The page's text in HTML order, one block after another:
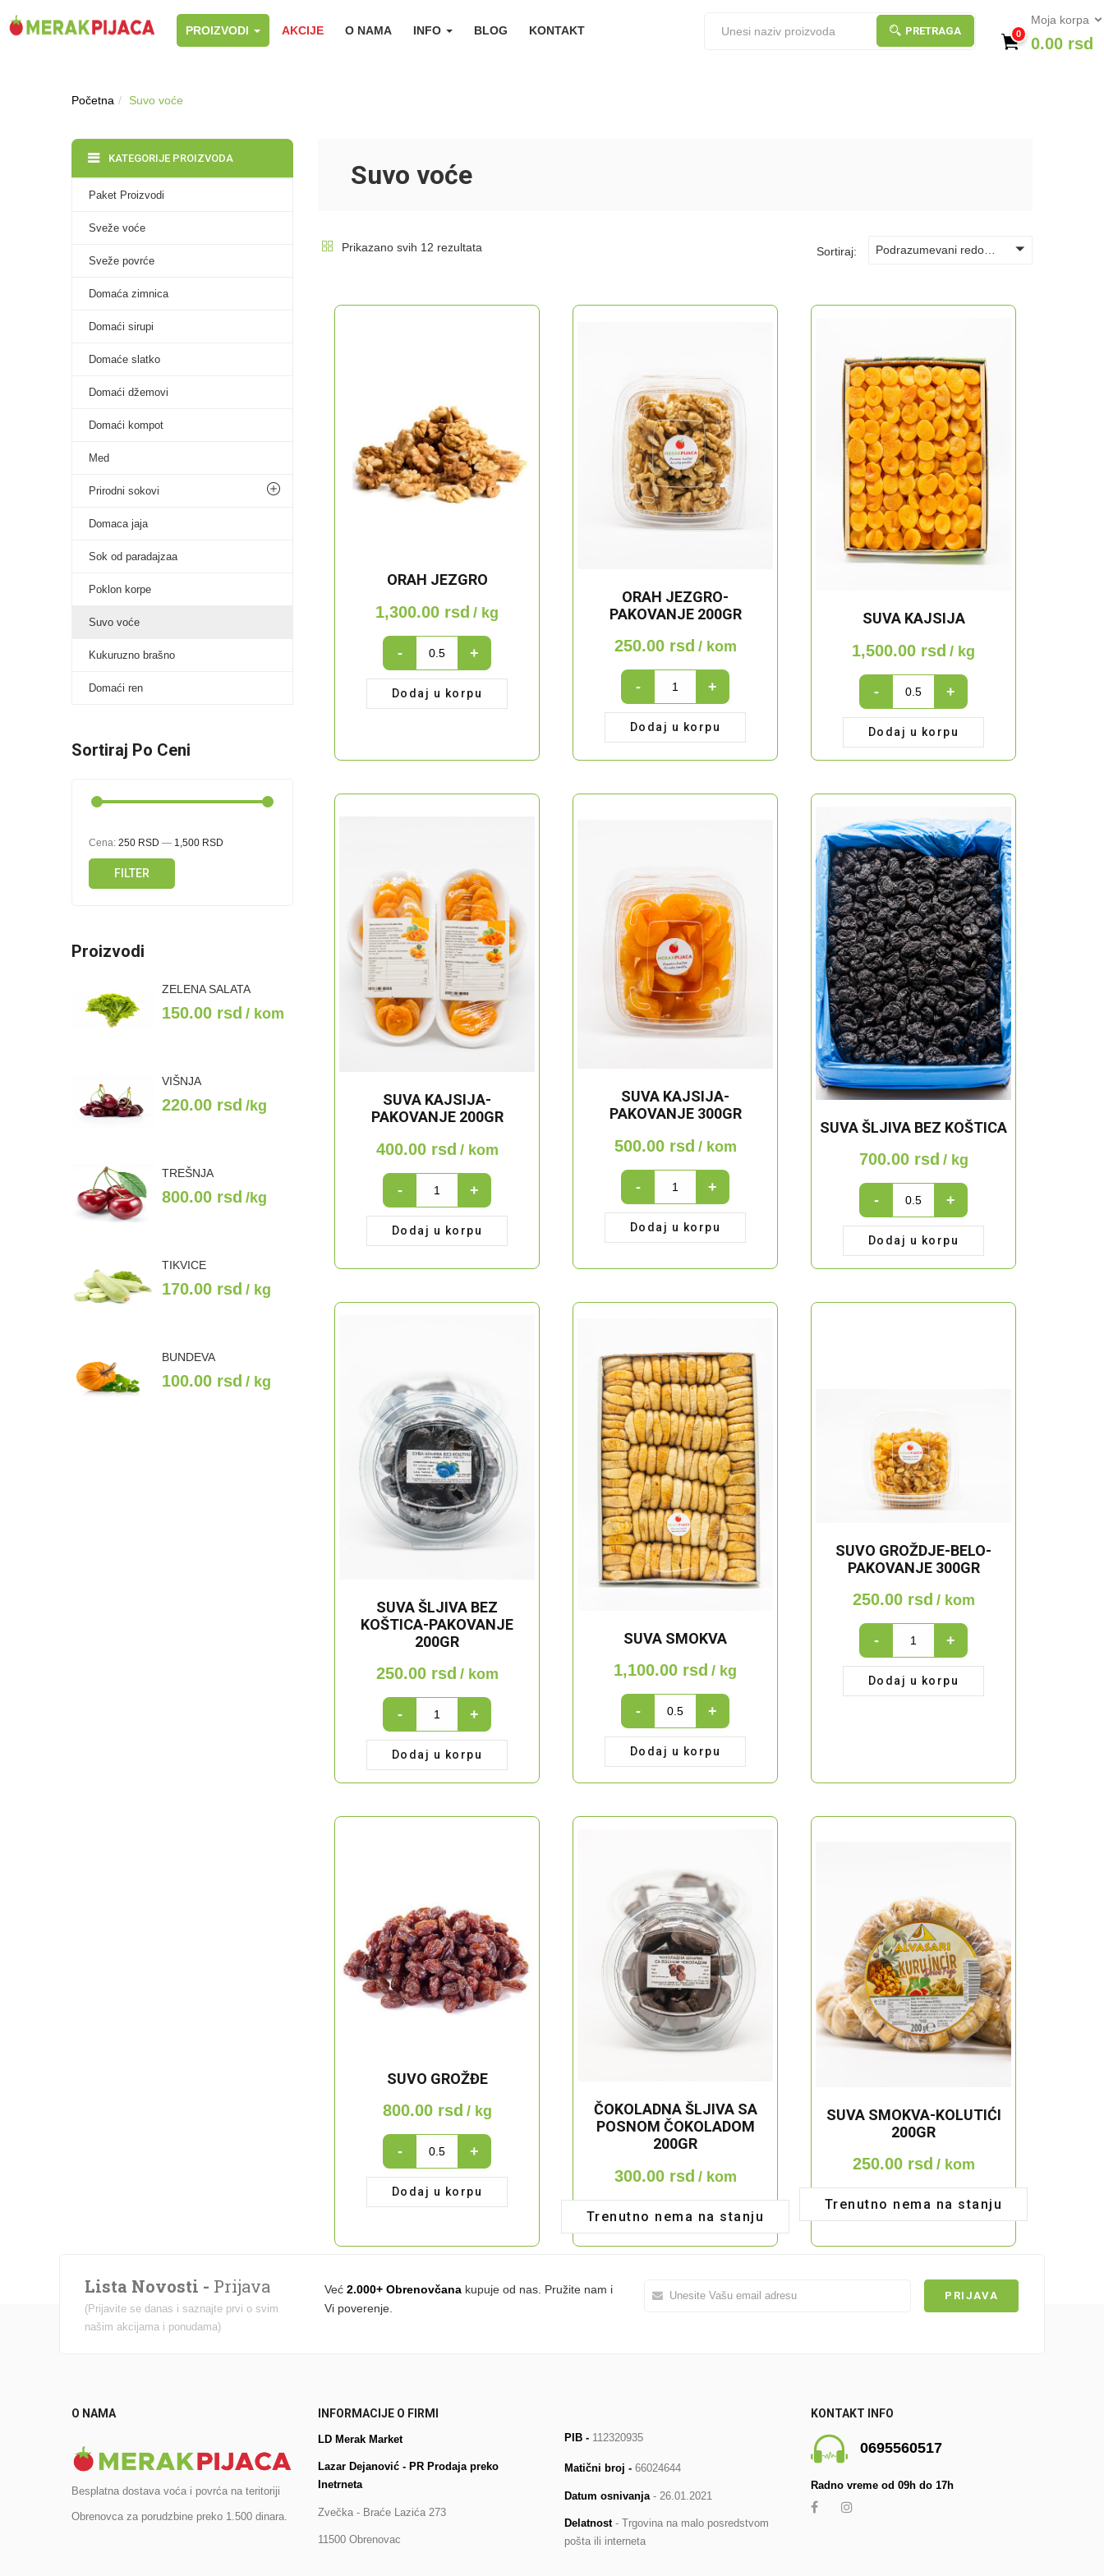
PROIZVODI AKCIJE O NAMA INFO BLOG KONTAKT PRETRAGA 0
Moja korpa
0.00 rsd
Početna Suvo voće
Suvo voće
Prikazano svih 12 rezultata Sortiraj:
ORAH JEZGRO
1,300.00 rsd / kg
ORAH
JEZGRO
quantity
- +
Dodaj u korpu
ORAH JEZGRO-
PAKOVANJE 200GR
250.00 rsd / kom
Orah
jezgro-
pakovanje
200gr
- +
Dodaj u korpu
SUVA KAJSIJA
1,500.00 rsd / kg
SUVA
KAJSIJA
quantity
- +
Dodaj u korpu
SUVA KAJSIJA-
PAKOVANJE 200GR
400.00 rsd / kom
Suva
kajsija-
pakovanje
200gr
- +
Dodaj u korpu
SUVA KAJSIJA-
PAKOVANJE 300GR
500.00 rsd / kom
Suva
kajsija-
pakovanje
300gr
- +
Dodaj u korpu
SUVA ŠLJIVA BEZ KOŠTICA
700.00 rsd / kg
SUVA
ŠLJIVA
BEZ
KOŠTICA
quantity
- +
Dodaj u korpu
SUVA ŠLJIVA BEZ
KOŠTICA-PAKOVANJE
200GR
250.00 rsd / kom
Suva
šljiva
bez
koštica-
pakovanje
quantity
- +
Dodaj u korpu
SUVA SMOKVA
1,100.00 rsd / kg
SUVA
SMOKVA
quantity
- +
Dodaj u korpu
SUVO GROŽDJE-BELO-
PAKOVANJE 300GR
250.00 rsd / kom
Suvo
groždje-
belo-
pakovanje
- +
Dodaj u korpu
SUVO GROŽĐE
800.00 rsd / kg
SUVO
GROŽĐE
quantity
- +
Dodaj u korpu
ČOKOLADNA ŠLJIVA SA
POSNOM ČOKOLADOM
200GR
300.00 rsd / kom
Trenutno nema na stanju
SUVA SMOKVA-KOLUTIĆI
200GR
250.00 rsd / kom
Trenutno nema na stanju
KATEGORIJE PROIZVODA
Paket Proizvodi
Sveže voće
Sveže povrće
Domaća zimnica
Domaći sirupi
Domaće slatko
Domaći džemovi
Domaći kompot
Med
Prirodni sokovi
Domaca jaja
Sok od paradajzaa
Poklon korpe
Suvo voće
Kukuruzno brašno
Domaći ren
Sortiraj Po Ceni
FILTER
Cena: 250 RSD — 1,500 RSD
Proizvodi
ZELENA SALATA
150.00 rsd / kom
VIŠNJA
220.00 rsd /kg
TREŠNJA
800.00 rsd /kg
TIKVICE
170.00 rsd / kg
BUNDEVA
100.00 rsd / kg
Lista Novosti - Prijava
(Prijavite se danas i saznajte prvi o svim
našim akcijama i ponudama)
Već 2.000+ Obrenovčana kupuje od nas. Pružite nam i
Vi poverenje.
O NAMA
Besplatna dostava voća i povrća na teritoriji
Obrenovca za porudzbine preko 1.500 dinara.
INFORMACIJE O FIRMI
LD Merak Market
Lazar Dejanović - PR Prodaja preko
Inetrneta
Zvečka - Braće Lazića 273
11500 Obrenovac
PIB - 112320935
Matični broj - 66024644
Datum osnivanja - 26.01.2021
Delatnost- Trgovina na malo posredstvom
pošta ili interneta
KONTAKT INFO
0695560517
Radno vreme od 09h do 17h